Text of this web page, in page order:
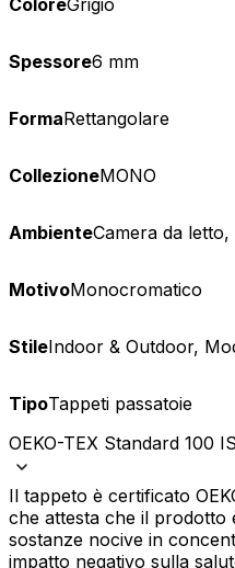
ColoreGrigio
Spessore6 mm
FormaRettangolare
CollezioneMONO
AmbienteCamera da
MotivoMonocromatico
StileIndoor & Outdoor,
TipoTappeti passatoie
OEKO-TEX Standard 100
Il tappeto è certificato
che attesta che il prodotto
sostanze nocive in
impatto negativo sulla